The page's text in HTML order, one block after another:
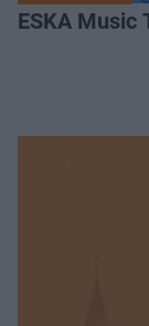
ESKA Music